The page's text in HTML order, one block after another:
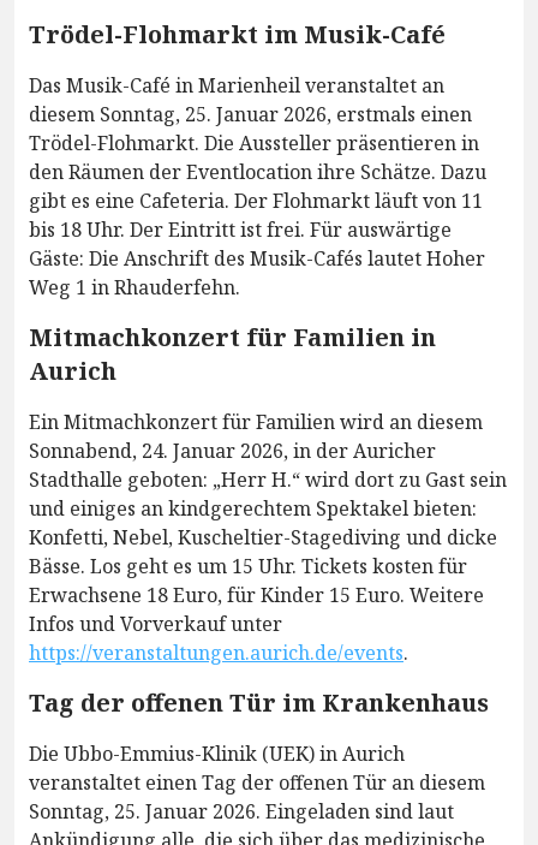
Trödel-Flohmarkt im Musik-Café
Das Musik-Café in Marienheil veranstaltet an
diesem Sonntag, 25. Januar 2026, erstmals einen
Trödel-Flohmarkt. Die Aussteller präsentieren in
den Räumen der Eventlocation ihre Schätze. Dazu
gibt es eine Cafeteria. Der Flohmarkt läuft von 11
bis 18 Uhr. Der Eintritt ist frei. Für auswärtige
Gäste: Die Anschrift des Musik-Cafés lautet Hoher
Weg 1 in Rhauderfehn.
Mitmachkonzert für Familien in
Aurich
Ein Mitmachkonzert für Familien wird an diesem
Sonnabend, 24. Januar 2026, in der Auricher
Stadthalle geboten: „Herr H.“ wird dort zu Gast sein
und einiges an kindgerechtem Spektakel bieten:
Konfetti, Nebel, Kuscheltier-Stagediving und dicke
Bässe. Los geht es um 15 Uhr. Tickets kosten für
Erwachsene 18 Euro, für Kinder 15 Euro. Weitere
Infos und Vorverkauf unter
https://veranstaltungen.aurich.de/events.
Tag der offenen Tür im Krankenhaus
Die Ubbo-Emmius-Klinik (UEK) in Aurich
veranstaltet einen Tag der offenen Tür an diesem
Sonntag, 25. Januar 2026. Eingeladen sind laut